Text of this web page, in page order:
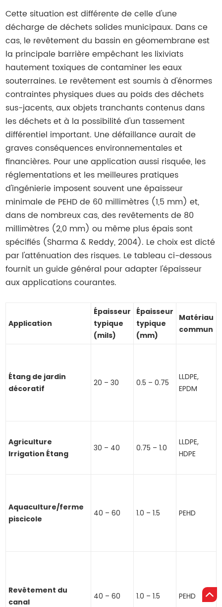
Cette situation est différente de celle d'une
décharge de déchets solides municipaux. Dans ce
cas, le revêtement du bassin en géomembrane est
la principale barrière empêchant les lixiviats
hautement toxiques de contaminer les eaux
souterraines. Le revêtement est soumis à d'énormes
contraintes physiques dues au poids des déchets
sus-jacents, aux objets tranchants contenus dans
les déchets et à la possibilité d'un tassement
différentiel important. Une défaillance aurait de
graves conséquences environnementales et
financières. Pour une application aussi risquée, les
réglementations et les meilleures pratiques
d'ingénierie imposent souvent une épaisseur
minimale de PEHD de 60 millimètres (1,5 mm) et,
dans de nombreux cas, des revêtements de 80
millimètres (2,0 mm) ou même plus épais sont
spécifiés (Sharma & Reddy, 2004). Le choix est dicté
par l'atténuation des risques. Le tableau ci-dessous
fournit un guide général pour adapter l'épaisseur
aux applications courantes.
Application
Épaisseur
typique
(mils)
Épaisseur
typique
(mm)
Matériau
commun
Étang de jardin
décoratif
20 – 30 0.5 – 0.75
LLDPE,
EPDM
Agriculture
Irrigation Étang
30 – 40 0.75 – 1.0
LLDPE,
HDPE
Aquaculture/ferme
piscicole
40 – 60 1.0 – 1.5 PEHD
Revêtement du
canal
40 – 60 1.0 – 1.5 PEHD